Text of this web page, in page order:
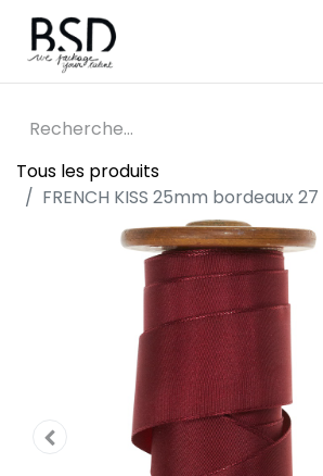
Tous les produits
FRENCH KISS 25mm bordeaux